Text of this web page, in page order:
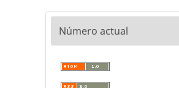
Número actual